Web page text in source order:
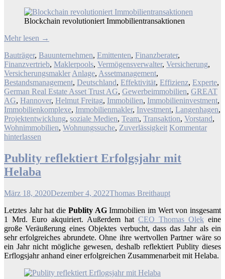
Blockchain revolutioniert Immobilientransaktionen
Mehr lesen →
Bauträger, Bauunternehmen, Emittenten, Finanzberater,
Finanzvertrieb, Maklerpools, Vermögensverwalter, Versicherung,
Versicherungsmakler Anlage, Assetmanagement,
Bestandsmanagement, Deutschland, Effektivität, Effizienz, Experte,
German Real Estate Asset Trust AG, Gewerbeimmobilien, GREAT
AG, Hannover, Helmut Freitag, Immobilien, Immobilieninvestment,
Immobilienkomplexe, Immobilienmakler, Investment, Langenhagen,
Projektentwicklung, soziale Medien, Team, Transaktion, Vorstand,
Wohnimmobilien, Wohnungssuche, Zuverlässigkeit Kommentar
hinterlassen
Publity reflektiert Erfolgsjahr mit
Helaba
März 18, 2020Dezember 4, 2022Thomas Breithaupt
Letztes Jahr hat die Publity AGImmobilien im Wert von insgesamt
1 Mrd. Euro akquiriert. Außerdem hat CEO Thomas Olek eine
große Veräußerung eines Objektes verbucht, dass das Jahr als ein
sehr erfolgreiches abrundete. Ohne ihre wertvollen Partner wäre so
ein Jahr nicht mögliche gewesen, deshalb reflektiert Publity dieses
Erflogsjahr anhand einer erfolgreichen Zusammenarbeit mit Helaba.